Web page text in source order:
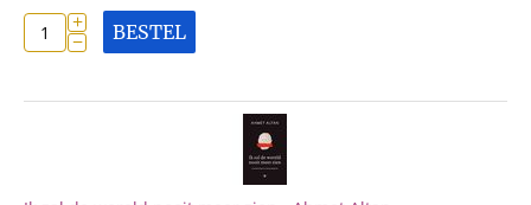
+
− BESTEL